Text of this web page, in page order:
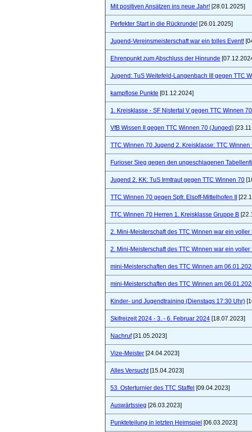
Mit positiven Ansätzen ins neue Jahr! [28.01.2025]
Perfekter Start in die Rückrunde! [26.01.2025]
Jugend-Vereinsmeisterschaft war ein tolles Event!
Ehrenpunkt zum Abschluss der Hinrunde
Jugend: TuS Weitefeld-Langenbach III gegen TTC
kampflose Punkte [01.12.2024]
1. Kreisklasse - SF Nistertal V gegen TTC Winnen 70
VfB Wissen II gegen TTC Winnen 70 (Junged)
TTC Winnen 70 Jugend 2. Kreisklasse: TTC
Furioser Sieg gegen den ungeschlagenen
Jugend 2. KK: TuS Irmtraut gegen TTC Winnen 70
TTC Winnen 70 gegen Spfr. Elsoff-Mittelhofen II
TTC Winnen 70 Herren 1. Kreisklasse Gruppe B
2. Mini-Meisterschaft des TTC Winnen war ein voller
2. Mini-Meisterschaft des TTC Winnen war ein voller
mini-Meisterschaften des TTC Winnen am
mini-Meisterschaften des TTC Winnen am
Kinder- und Jugendtraining (Dienstags 17:30 Uhr)
Skifreizeit 2024 - 3. - 6. Februar 2024 [18.07.2023]
Nachruf[31.05.2023]
Vize-Meister [24.04.2023]
Alles Versucht[15.04.2023]
53. Osterturnier des TTC Staffel [09.04.2023]
Auswärtssieg [26.03.2023]
Punkteteilung in letzten Heimspiel [06.03.2023]